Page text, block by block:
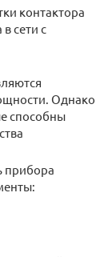
контактора
сети с
Однако
способны
прибора